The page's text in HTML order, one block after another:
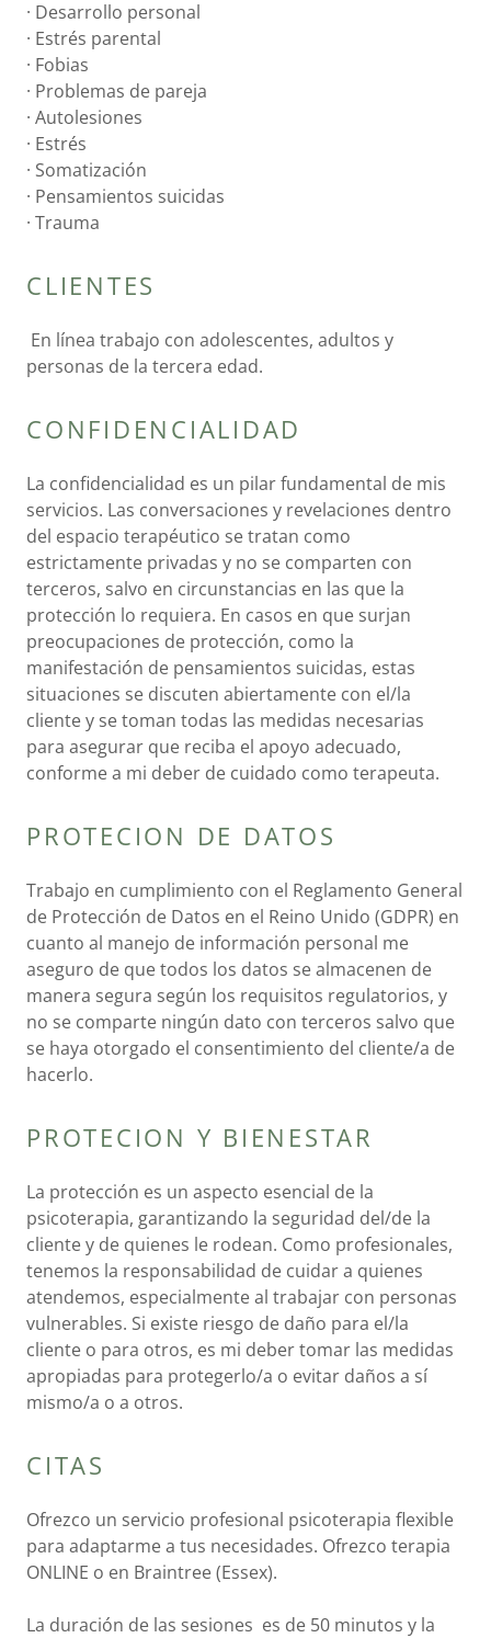
· Desarrollo personal
· Estrés parental
· Fobias
· Problemas de pareja
· Autolesiones
· Estrés
· Somatización
· Pensamientos suicidas
· Trauma
CLIENTES
En línea trabajo con adolescentes, adultos y
personas de la tercera edad.
CONFIDENCIALIDAD
La confidencialidad es un pilar fundamental de mis
servicios. Las conversaciones y revelaciones dentro
del espacio terapéutico se tratan como
estrictamente privadas y no se comparten con
terceros, salvo en circunstancias en las que la
protección lo requiera. En casos en que surjan
preocupaciones de protección, como la
manifestación de pensamientos suicidas, estas
situaciones se discuten abiertamente con el/la
cliente y se toman todas las medidas necesarias
para asegurar que reciba el apoyo adecuado,
conforme a mi deber de cuidado como terapeuta.
PROTECION DE DATOS
Trabajo en cumplimiento con el Reglamento General
de Protección de Datos en el Reino Unido (GDPR) en
cuanto al manejo de información personal me
aseguro de que todos los datos se almacenen de
manera segura según los requisitos regulatorios, y
no se comparte ningún dato con terceros salvo que
se haya otorgado el consentimiento del cliente/a de
hacerlo.
PROTECION Y BIENESTAR
La protección es un aspecto esencial de la
psicoterapia, garantizando la seguridad del/de la
cliente y de quienes le rodean. Como profesionales,
tenemos la responsabilidad de cuidar a quienes
atendemos, especialmente al trabajar con personas
vulnerables. Si existe riesgo de daño para el/la
cliente o para otros, es mi deber tomar las medidas
apropiadas para protegerlo/a o evitar daños a sí
mismo/a o a otros.
CITAS
Ofrezco un servicio profesional psicoterapia flexible
para adaptarme a tus necesidades. Ofrezco terapia
ONLINE o en Braintree (Essex).
La duración de las sesiones es de 50 minutos y la